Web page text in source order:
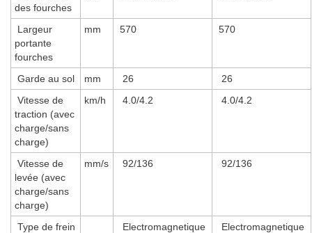
des fourches
Largeur
portante
fourches
mm 570 570
Garde au sol mm 26
26
Vitesse de
traction (avec
charge/sans
charge)
km/h 4.0/4.2 4.0/4.2
Vitesse de
levée (avec
charge/sans
charge)
mm/s 92/136 92/136
Type de frein Electromagnetique
Electromagnetique